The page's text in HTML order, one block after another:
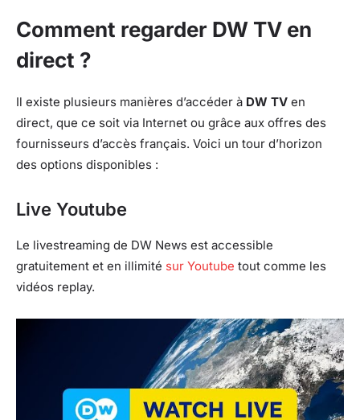
Comment regarder DW TV en
direct ?
Il existe plusieurs manières d’accéder à DW TV en
direct, que ce soit via Internet ou grâce aux offres des
fournisseurs d’accès français. Voici un tour d’horizon
des options disponibles :
Live Youtube
Le livestreaming de DW News est accessible
gratuitement et en illimité sur Youtube tout comme les
vidéos replay.